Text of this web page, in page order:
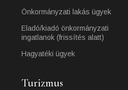
Önkormányzati lakás ügyek
Eladó/kiadó önkormányzati
ingatlanok (frissítés alatt)
Hagyatéki ügyek
Turizmus